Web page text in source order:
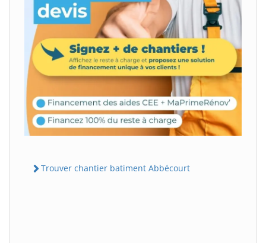
Trouver chantier batiment Abbécourt